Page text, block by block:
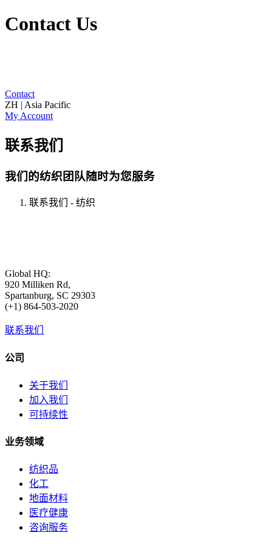
Contact Us
Contact
ZH | Asia Pacific
My Account
联系我们
我们的纺织团队随时为您服务
联系我们 - 纺织
Global HQ:
920 Milliken Rd,
Spartanburg, SC 29303
(+1) 864-503-2020
联系我们
公司
关于我们
加入我们
可持续性
业务领域
纺织品
化工
地面材料
医疗健康
咨询服务